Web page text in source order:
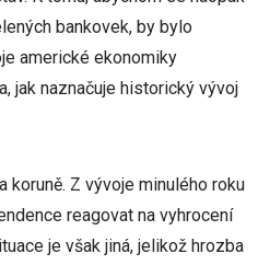
bankovek, by bylo
americké ekonomiky
jak naznačuje historický vývoj
koruně. Z vývoje minulého roku
reagovat na vyhrocení
je však jiná, jelikož hrozba